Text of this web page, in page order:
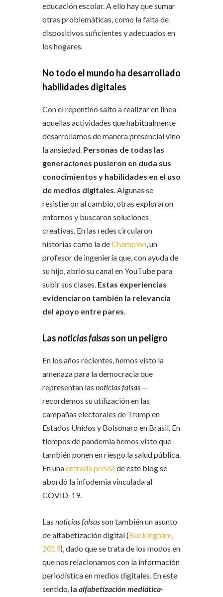
educación escolar. A ello hay que sumar
otras problemáticas, como la falta de
dispositivos suficientes y adecuados en
los hogares.
No todo el mundo ha desarrollado
habilidades digitales
Con el repentino salto a realizar en línea
aquellas actividades que habitualmente
desarrollamos de manera presencial vino
la ansiedad. Personas de todas las
generaciones pusieron en duda sus
conocimientos y habilidades en el uso
de medios digitales. Algunas se
resistieron al cambio, otras exploraron
entornos y buscaron soluciones
creativas. En las redes circularon
historias como la deChampion, un
profesor de ingeniería que, con ayuda de
su hijo, abrió su canal en YouTube para
subir sus clases. Estas experiencias
evidenciaron también la relevancia
del apoyo entre pares.
Lasnoticias falsasson un peligro
En los años recientes, hemos visto la
amenaza para la democracia que
representan las noticias falsas —
recordemos su utilización en las
campañas electorales de Trump en
Estados Unidos y Bolsonaro en Brasil. En
tiempos de pandemia hemos visto que
también ponen en riesgo la salud pública.
En unaentrada previade este blog se
abordó la infodemia vinculada al
COVID-19.
Las noticias falsasson también un asunto
de alfabetización digital (Buckingham,
2019), dado que se trata de los modos en
que nos relacionamos con la información
periodística en medios digitales. En este
sentido, la alfabetización mediática-